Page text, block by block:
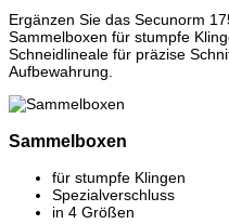
Ergänzen Sie das Secunorm
Sammelboxen für stumpfe
Schneidlineale für präzise
Aufbewahrung.
Sammelboxen
für stumpfe Klingen
Spezialverschluss
in 4 Größen